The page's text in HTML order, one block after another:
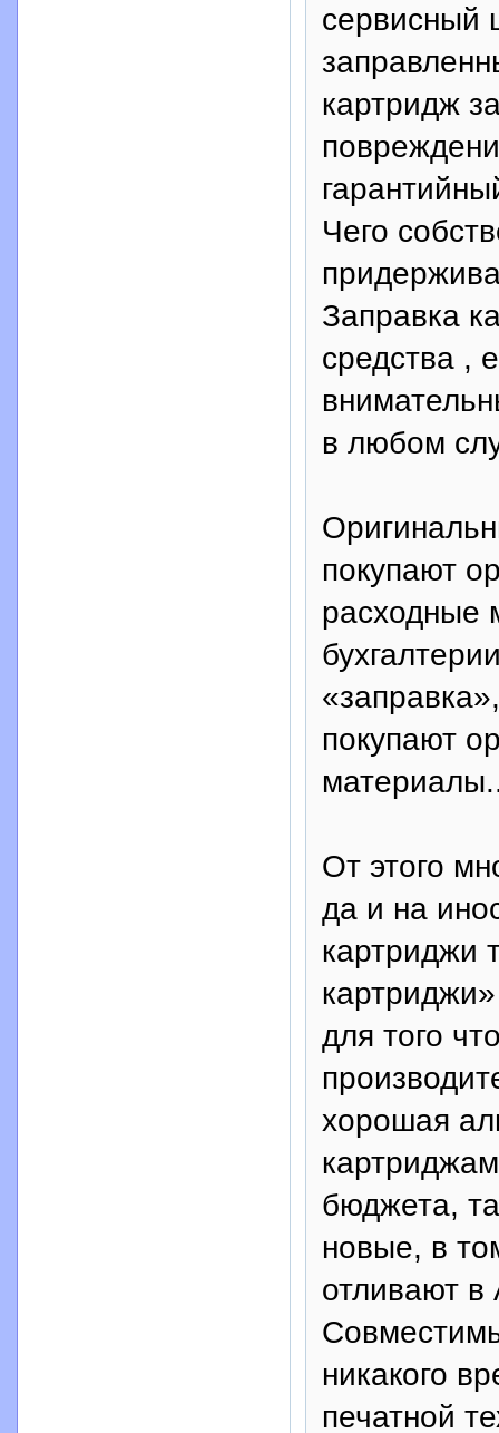
сервисный
картридж
Чего
Заправка
средства ,
в любом
покупают
расходные
покупают
От этого
да и на
картриджи
для того
хорошая
бюджета,
новые, в
отливают в
никакого
печатной